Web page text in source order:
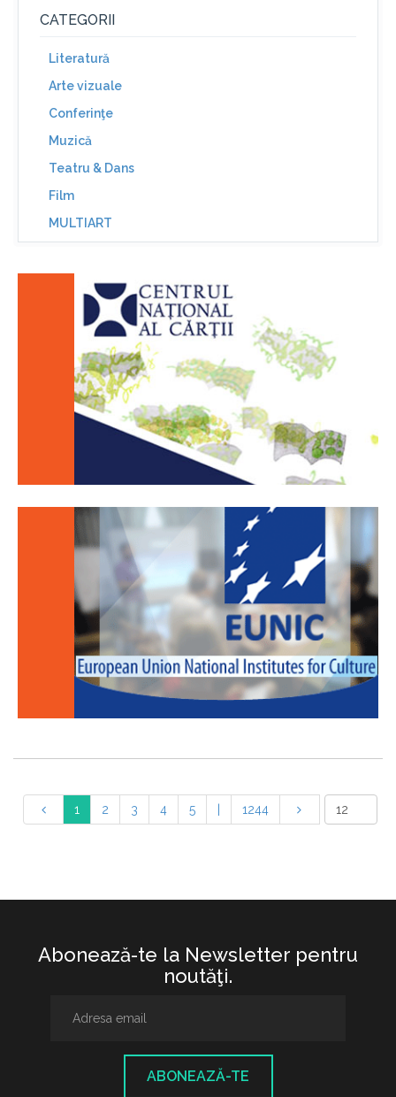
CATEGORII
Literatură
Arte vizuale
Conferinţe
Muzică
Teatru & Dans
Film
MULTIART
1 2 3 4 5 1244
Abonează-te la Newsletter pentru
noutăţi.
ABONEAZĂ-TE